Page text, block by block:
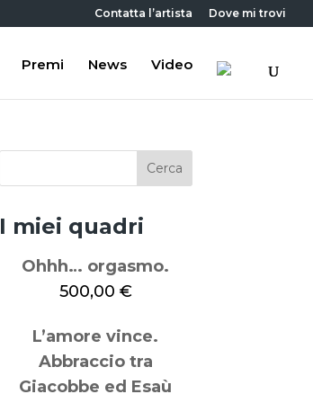
Contatta l’artista Dove mi trovi
Premi News Video
I miei quadri
Ohhh… orgasmo.
500,00 €
L’amore vince.
Abbraccio tra
Giacobbe ed Esaù